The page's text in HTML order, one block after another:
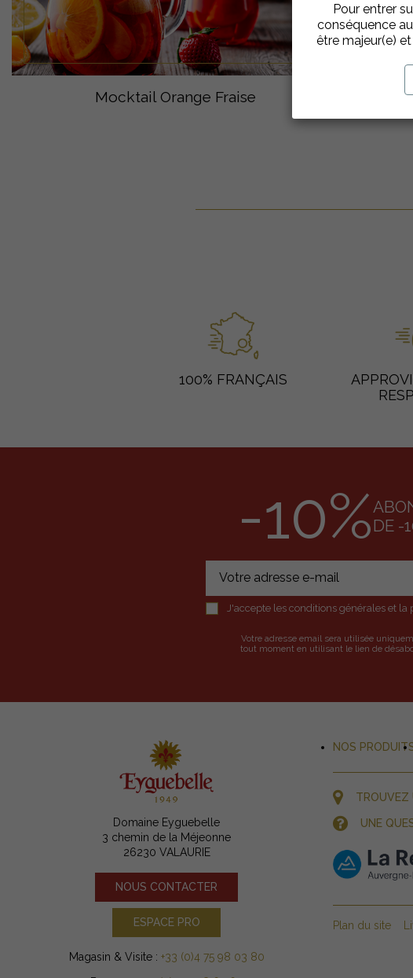
Mocktail Orange Fraise
100% FRANÇAIS
-10%DE -
J'accepte les conditions générales et
Votre adresse email sera utilisée
tout moment en utilisant le lien de
Domaine Eyguebelle
3 chemin de la Méjeonne
26230 VALAURIE
NOUS CONTACTER
ESPACE PRO
Magasin & Visite : +33 (0)4 75 98 03 80
NOS
TROUVEZ
UNE
Plan du site
Pour entrer
conséquence
être majeur(e)